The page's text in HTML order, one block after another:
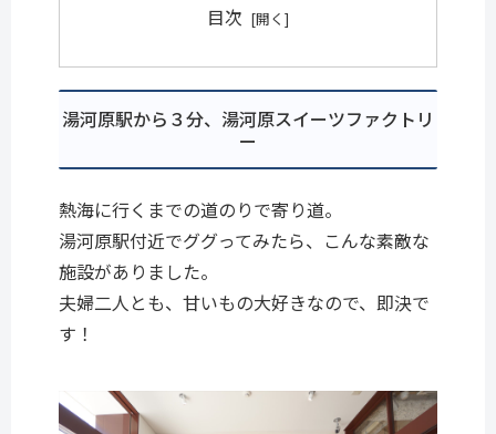
目次
湯河原駅から３分、湯河原スイーツファクトリ
ー
熱海に行くまでの道のりで寄り道。
湯河原駅付近でググってみたら、こんな素敵な
施設がありました。
夫婦二人とも、甘いもの大好きなので、即決で
す！